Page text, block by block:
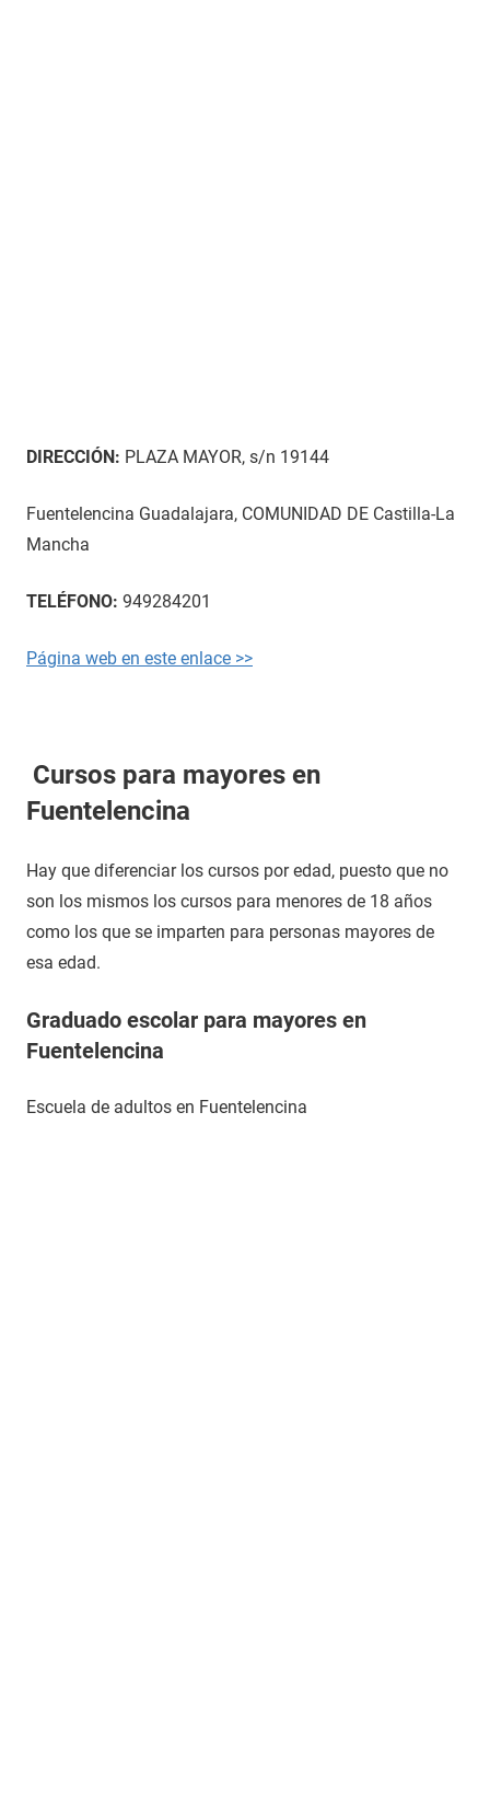
DIRECCIÓN: PLAZA MAYOR, s/n 19144
Fuentelencina Guadalajara, COMUNIDAD DE Castilla-La
Mancha
TELÉFONO: 949284201
Página web en este enlace >>
Cursos para mayores en
Fuentelencina
Hay que diferenciar los cursos por edad, puesto que no
son los mismos los cursos para menores de 18 años
como los que se imparten para personas mayores de
esa edad.
Graduado escolar para mayores en
Fuentelencina
Escuela de adultos en Fuentelencina